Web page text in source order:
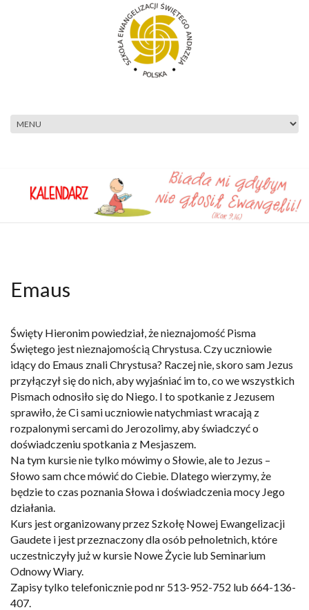
Emaus
Święty Hieronim powiedział, że nieznajomość Pisma
Świętego jest nieznajomością Chrystusa. Czy uczniowie
idący do Emaus znali Chrystusa? Raczej nie, skoro sam Jezus
przyłączył się do nich, aby wyjaśniać im to, co we wszystkich
Pismach odnosiło się do Niego. I to spotkanie z Jezusem
sprawiło, że Ci sami uczniowie natychmiast wracają z
rozpalonymi sercami do Jerozolimy, aby świadczyć o
doświadczeniu spotkania z Mesjaszem.
Na tym kursie nie tylko mówimy o Słowie, ale to Jezus –
Słowo sam chce mówić do Ciebie. Dlatego wierzymy, że
będzie to czas poznania Słowa i doświadczenia mocy Jego
działania.
Kurs jest organizowany przez Szkołę Nowej Ewangelizacji
Gaudete i jest przeznaczony dla osób pełnoletnich, które
uczestniczyły już w kursie Nowe Życie lub Seminarium
Odnowy Wiary.
Zapisy tylko telefonicznie pod nr 513-952-752 lub 664-136-
407.